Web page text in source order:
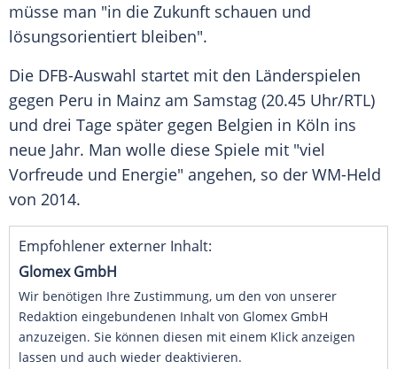
müsse man "in die Zukunft schauen und
lösungsorientiert bleiben".
Die DFB-Auswahl startet mit den Länderspielen
gegen Peru in Mainz am Samstag (20.45 Uhr/RTL)
und drei Tage später gegen Belgien in Köln ins
neue Jahr. Man wolle diese Spiele mit "viel
Vorfreude und Energie" angehen, so der WM-Held
von 2014.
Empfohlener externer Inhalt:
Glomex GmbH
Wir benötigen Ihre Zustimmung, um den von unserer
Redaktion eingebundenen Inhalt von Glomex GmbH
anzuzeigen. Sie können diesen mit einem Klick anzeigen
lassen und auch wieder deaktivieren.